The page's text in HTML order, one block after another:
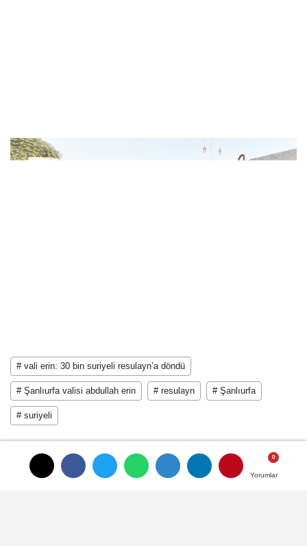
Yorumlar
# vali erin: 30 bin suriyeli resulayn’a döndü
# Şanlıurfa valisi abdullah erin # resulayn # Şanlıurfa
# suriyeli
Yorumlar